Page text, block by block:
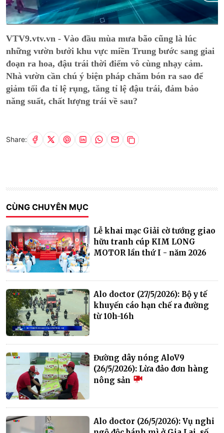
VTV9.vtv.vn - Vào đầu mùa mưa bão cũng là lúc
những vườn bưởi khu vực miền Trung bước sang giai
đoạn ra hoa, đậu trái thời điểm vô cùng nhạy cảm.
Nhà vườn cần chú ý biện pháp chăm bón ra sao để
giảm tối đa tỉ lệ rụng, tăng tỉ lệ đậu trái, đảm bảo
năng suất, chất lượng trái về sau?
Share:
CÙNG CHUYÊN MỤC
Lễ khai mạc Giải cờ tướng giao
hữu tranh cúp KIM LONG
MOTOR lần thứ I - năm 2026
Alo doctor (27/5/2026): Bộ y tế
khuyến cáo hạn chế ra đường
từ 10h-16h
Đường dây nóng AloV9
(26/5/2026): Lừa đảo đơn hàng
nông sản
Alo doctor (26/5/2026): Vụ nghi